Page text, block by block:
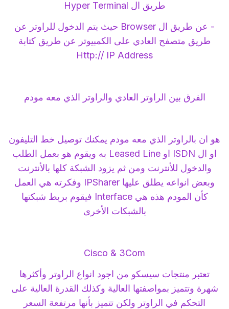
طريق ال Hyper Terminal
- عن طريق ال Browser حيث يتم الدخول للراوتر عن
طريق متصفح العادي على الكمبيوتر عن طريق كتابة
Http:// IP Address
الفرق بين الراوتر العادي والراوتر الذي معه مودم
هو ان بالراوتر الذي معه مودم يمكنك توصيل خط التليفون
او ال ISDN او Leased Line به ويقوم هو بعمل الطلب
والدخول للأنترنت ومن ثم يزود الشبكة كلها بالأنترنت
وبعض انواعه يطلق عليها IPSharer وفكرته هي العمل
كأن المودم هذه هي Interface فيقوم بربط شبكتها
بالشبكات الأخرى
Cisco & 3Com
تعتبر منتجات سيسكو من اجود انواع الراوتر وأكثرها
شهرة وتتميز بمواصفتها العالية وكذلك القدرة العالية على
التحكم في الراوتر ولكن تتميز بأنها مرتفعة السعر